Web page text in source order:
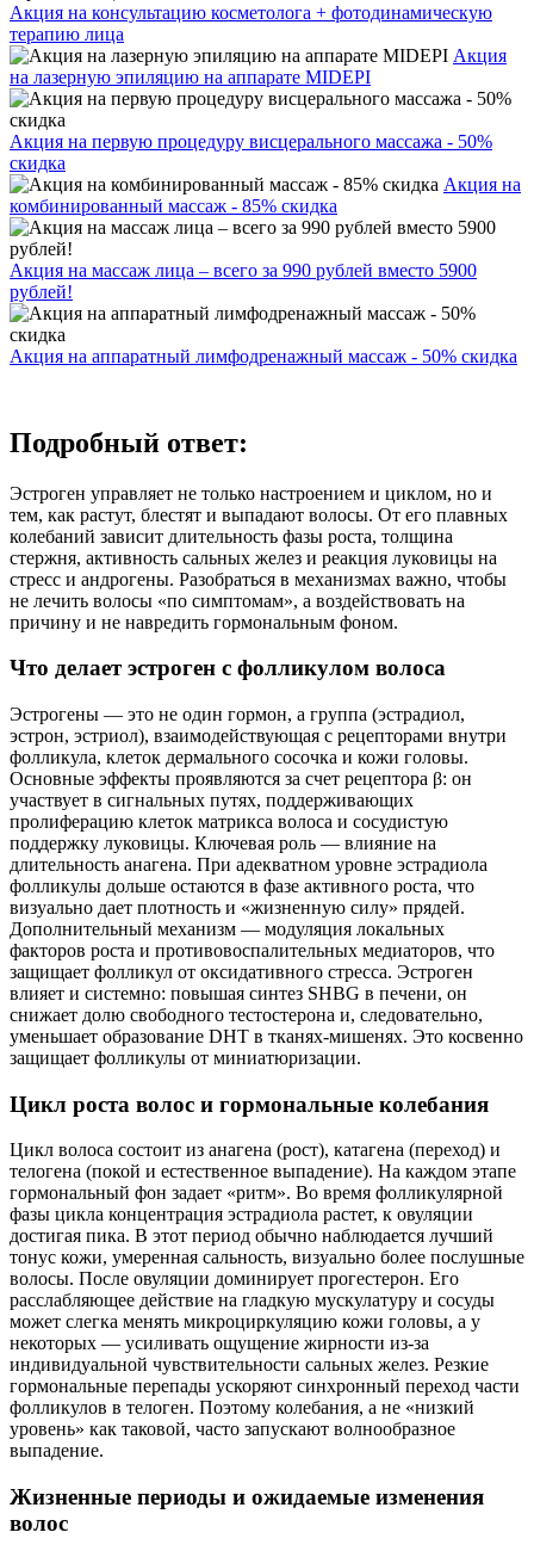
Акция на консультацию косметолога + фотодинамическую
терапию лица
Акция
на лазерную эпиляцию на аппарате MIDEPI
Акция на первую процедуру висцерального массажа - 50%
скидка
Акция на
комбинированный массаж - 85% скидка
Акция на массаж лица – всего за 990 рублей вместо 5900
рублей!
Акция на аппаратный лимфодренажный массаж - 50% скидка
Подробный ответ:
Эстроген управляет не только настроением и циклом, но и
тем, как растут, блестят и выпадают волосы. От его плавных
колебаний зависит длительность фазы роста, толщина
стержня, активность сальных желез и реакция луковицы на
стресс и андрогены. Разобраться в механизмах важно, чтобы
не лечить волосы «по симптомам», а воздействовать на
причину и не навредить гормональным фоном.
Что делает эстроген с фолликулом волоса
Эстрогены — это не один гормон, а группа (эстрадиол,
эстрон, эстриол), взаимодействующая с рецепторами внутри
фолликула, клеток дермального сосочка и кожи головы.
Основные эффекты проявляются за счет рецептора β: он
участвует в сигнальных путях, поддерживающих
пролиферацию клеток матрикса волоса и сосудистую
поддержку луковицы. Ключевая роль — влияние на
длительность анагена. При адекватном уровне эстрадиола
фолликулы дольше остаются в фазе активного роста, что
визуально дает плотность и «жизненную силу» прядей.
Дополнительный механизм — модуляция локальных
факторов роста и противовоспалительных медиаторов, что
защищает фолликул от оксидативного стресса. Эстроген
влияет и системно: повышая синтез SHBG в печени, он
снижает долю свободного тестостерона и, следовательно,
уменьшает образование DHT в тканях-мишенях. Это косвенно
защищает фолликулы от миниатюризации.
Цикл роста волос и гормональные колебания
Цикл волоса состоит из анагена (рост), катагена (переход) и
телогена (покой и естественное выпадение). На каждом этапе
гормональный фон задает «ритм». Во время фолликулярной
фазы цикла концентрация эстрадиола растет, к овуляции
достигая пика. В этот период обычно наблюдается лучший
тонус кожи, умеренная сальность, визуально более послушные
волосы. После овуляции доминирует прогестерон. Его
расслабляющее действие на гладкую мускулатуру и сосуды
может слегка менять микроциркуляцию кожи головы, а у
некоторых — усиливать ощущение жирности из-за
индивидуальной чувствительности сальных желез. Резкие
гормональные перепады ускоряют синхронный переход части
фолликулов в телоген. Поэтому колебания, а не «низкий
уровень» как таковой, часто запускают волнообразное
выпадение.
Жизненные периоды и ожидаемые изменения
волос